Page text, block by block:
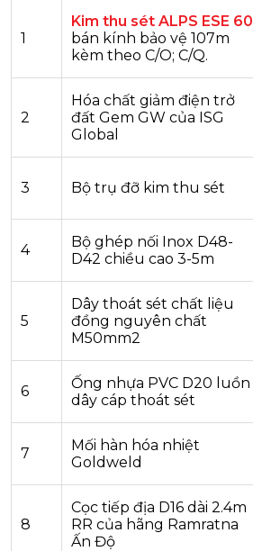
1
Kim thu sét ALPS ESE 60
bán kính bảo vệ 107m
kèm theo C/O; C/Q.
2
Hóa chất giảm điện trở
đất Gem GW của ISG
Global
3 Bộ trụ đỡ kim thu sét
4
Bộ ghép nối Inox D48-
D42 chiều cao 3-5m
5
Dây thoát sét chất liệu
đồng nguyên chất
M50mm2
6
Ống nhựa PVC D20 luồn
dây cáp thoát sét
7
Mối hàn hóa nhiệt
Goldweld
8
Cọc tiếp địa D16 dài 2.4m
RR của hãng Ramratna
Ấn Độ